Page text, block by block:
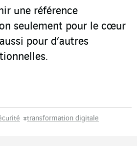
une référence
seulement pour le cœur
pour d’autres
#transformation digitale